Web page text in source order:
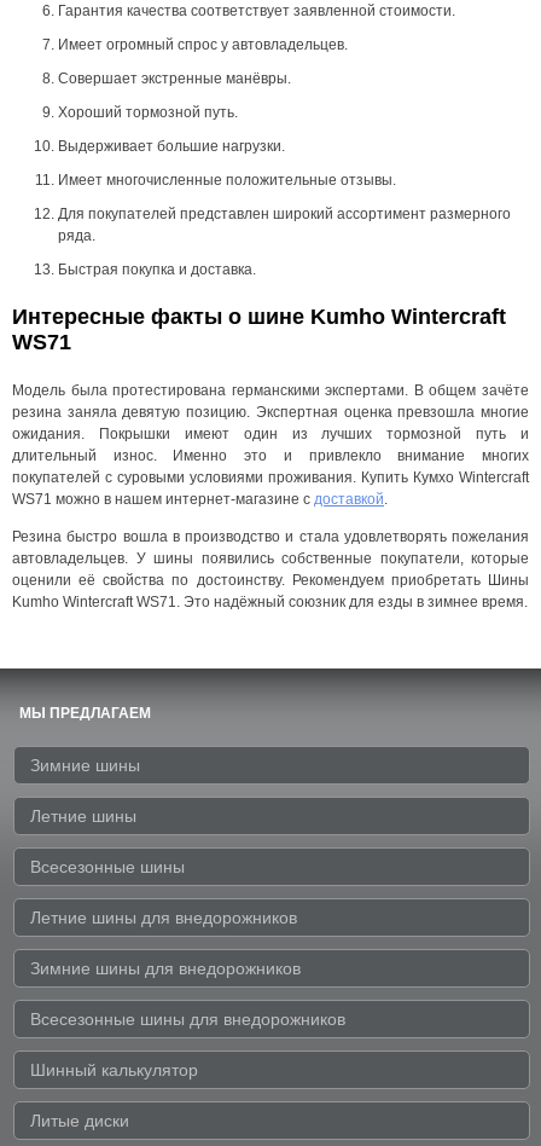
Гарантия качества соответствует заявленной стоимости.
Имеет огромный спрос у автовладельцев.
Совершает экстренные манёвры.
Хороший тормозной путь.
Выдерживает большие нагрузки.
Имеет многочисленные положительные отзывы.
Для покупателей представлен широкий ассортимент размерного
ряда.
Быстрая покупка и доставка.
Интересные факты о шине Kumho Wintercraft
WS71
Модель была протестирована германскими экспертами. В общем зачёте
резина заняла девятую позицию. Экспертная оценка превзошла многие
ожидания. Покрышки имеют один из лучших тормозной путь и
длительный износ. Именно это и привлекло внимание многих
покупателей с суровыми условиями проживания. Купить Кумхо Wintercraft
WS71 можно в нашем интернет-магазине с доставкой.
Резина быстро вошла в производство и стала удовлетворять пожелания
автовладельцев. У шины появились собственные покупатели, которые
оценили её свойства по достоинству. Рекомендуем приобретать Шины
Kumho Wintercraft WS71. Это надёжный союзник для езды в зимнее время.
МЫ ПРЕДЛАГАЕМ
Зимние шины
Летние шины
Всесезонные шины
Летние шины для внедорожников
Зимние шины для внедорожников
Всесезонные шины для внедорожников
Шинный калькулятор
Литые диски